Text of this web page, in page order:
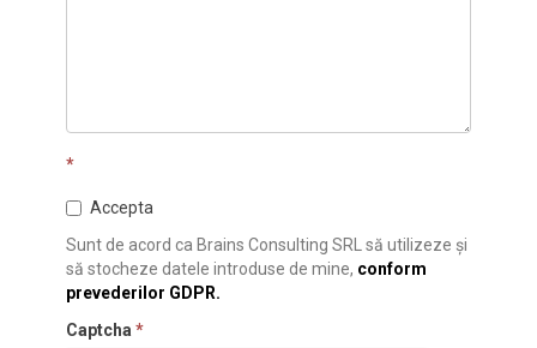
*
Accepta
Sunt de acord ca Brains Consulting SRL să utilizeze și
să stocheze datele introduse de mine, conform
prevederilor GDPR.
Captcha *